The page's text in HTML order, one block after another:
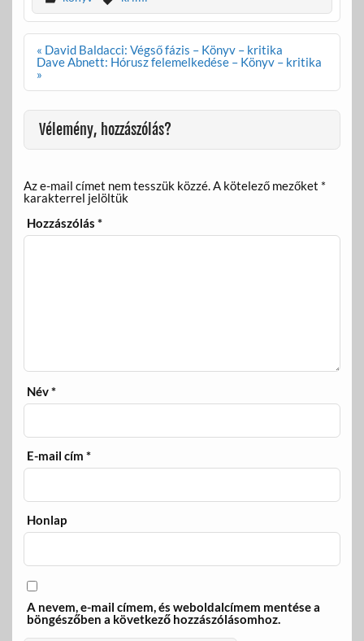
b
o
o
k
er
m
e
g
Bejegyzés
navigáció
« David Baldacci: Végső fázis – Könyv – kritika
Dave Abnett: Hórusz felemelkedése – Könyv – kritika
»
Vélemény, hozzászólás?
Az e-mail címet nem tesszük közzé.A kötelező mezőket *
karakterrel jelöltük
Hozzászólás*
Név*
E-mail cím*
Honlap
A nevem, e-mail címem, és weboldalcímem mentése a
böngészőben a következő hozzászólásomhoz.